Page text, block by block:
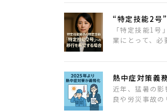
“特定技能2号
「特定技能1
業にとって、
熱中症対策義
近年、猛暑の
良や労災事故